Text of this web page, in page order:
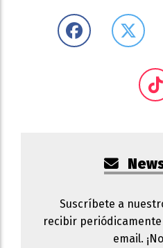
Suscríbete a
recibir
email.